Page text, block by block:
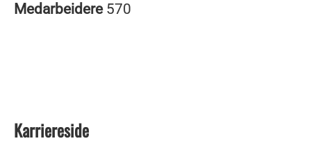
Medarbeidere 570
Karriereside